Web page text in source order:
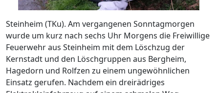
Steinheim (TKu). Am vergangenen Sonntagmorgen
wurde um kurz nach sechs Uhr Morgens die Freiwillige
Feuerwehr aus Steinheim mit dem Löschzug der
Kernstadt und den Löschgruppen aus Bergheim,
Hagedorn und Rolfzen zu einem ungewöhnlichen
Einsatz gerufen. Nachdem ein dreirädriges